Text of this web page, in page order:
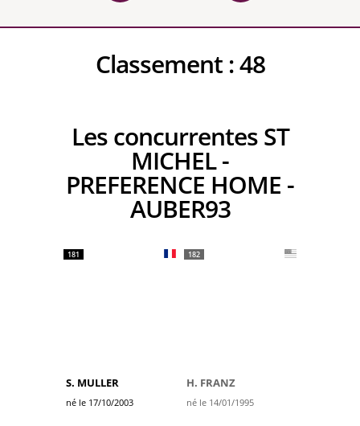
Classement :48
Les concurrentes ST
MICHEL -
PREFERENCE HOME -
AUBER93
181
S. MULLER
né le 17/10/2003
182
H. FRANZ
né le 14/01/1995